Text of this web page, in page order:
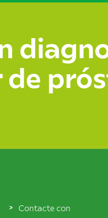
de
Contacte con